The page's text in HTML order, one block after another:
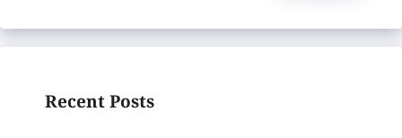
Recent Posts